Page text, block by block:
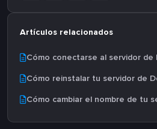
Artículos relacionados
Cómo conectarse al servidor de
Cómo reinstalar tu servidor de
Cómo cambiar el nombre de tu